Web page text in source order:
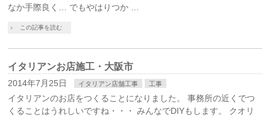
なか手際良く… でもやはりつか …
この記事を読む
イタリアンお店施工・大阪市
2014年7月25日 イタリアン店舗工事 工事
イタリアンのお店をつくることになりました。 事務所の近くでつ
くることはうれしいですね・・・ みんなでDIYもします。 クオリ